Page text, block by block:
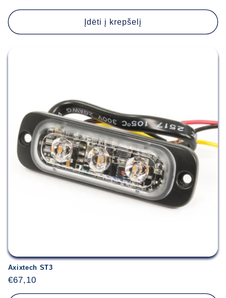
kaina
Įdėti į krepšelį
Axixtech ST3
Įprasta
kaina
€67,10